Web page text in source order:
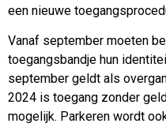
een nieuwe
Vanaf september moeten
toegangsbandje hun
september geldt als
2024 is toegang zonder
mogelijk. Parkeren wordt